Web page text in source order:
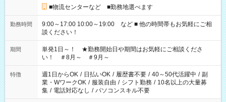
■物流センターなど ■勤務地選べます
勤務時間
9:00～17:00 10:00～19:00 など ■ 他の時間帯もお気軽にご相
談ください！
期間
単発1日～！ ★勤務開始日や期間はお気軽にご相談くださ
い！ ＃8月～ ＃9月～
特徴 週1日からOK / 日払いOK / 履歴書不要 / 40～50代活躍中 / 副
業・WワークOK / 服装自由 / シフト勤務 / 10名以上の大量募
集 / 電話対応なし / パソコンスキル不要